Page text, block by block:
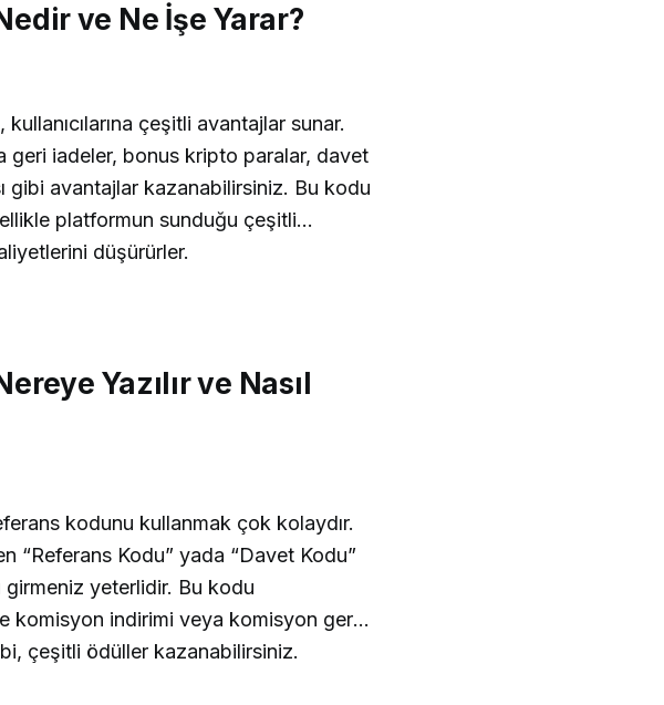
ve Ne İşe Yarar?
çeşitli avantajlar sunar.
geri iadeler, bonus kripto paralar, davet
gibi avantajlar kazanabilirsiniz. Bu kodu
platformun sunduğu çeşitli
düşürürler.
Yazılır ve Nasıl
kodunu kullanmak çok kolaydır.
“Referans Kodu” yada “Davet Kodu”
yeterlidir. Bu kodu
komisyon indirimi veya komisyon geri
çeşitli ödüller kazanabilirsiniz.